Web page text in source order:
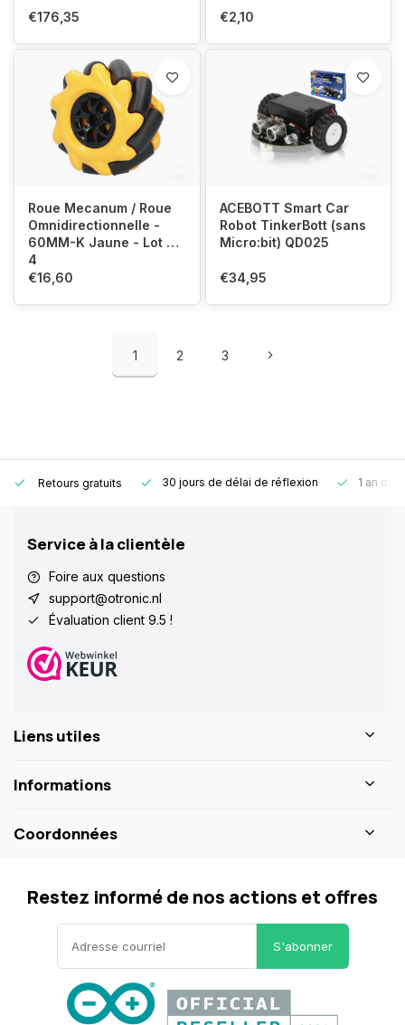
€176,35 €2,10
Roue Mecanum / Roue
Omnidirectionnelle -
60MM-K Jaune - Lot de
4
€16,60
ACEBOTT Smart Car
Robot TinkerBott (sans
Micro:bit) QD025
€34,95
1 2 3
Retours gratuits 30 jours de délai de réflexion 1 an de
Service à la clientèle
Foire aux questions
support@otronic.nl
Évaluation client 9.5 !
Liens utiles
Informations
Coordonnées
Restez informé de nos actions et offres
S'abonner